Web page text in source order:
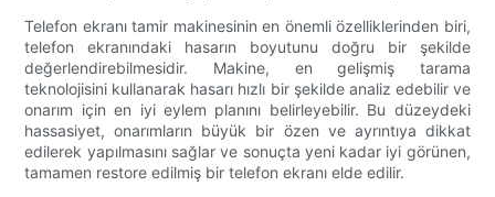
Telefon ekranı tamir makinesinin en önemli özelliklerinden biri,
telefon ekranındaki hasarın boyutunu doğru bir şekilde
değerlendirebilmesidir. Makine, en gelişmiş tarama
teknolojisini kullanarak hasarı hızlı bir şekilde analiz edebilir ve
onarım için en iyi eylem planını belirleyebilir. Bu düzeydeki
hassasiyet, onarımların büyük bir özen ve ayrıntıya dikkat
edilerek yapılmasını sağlar ve sonuçta yeni kadar iyi görünen,
tamamen restore edilmiş bir telefon ekranı elde edilir.